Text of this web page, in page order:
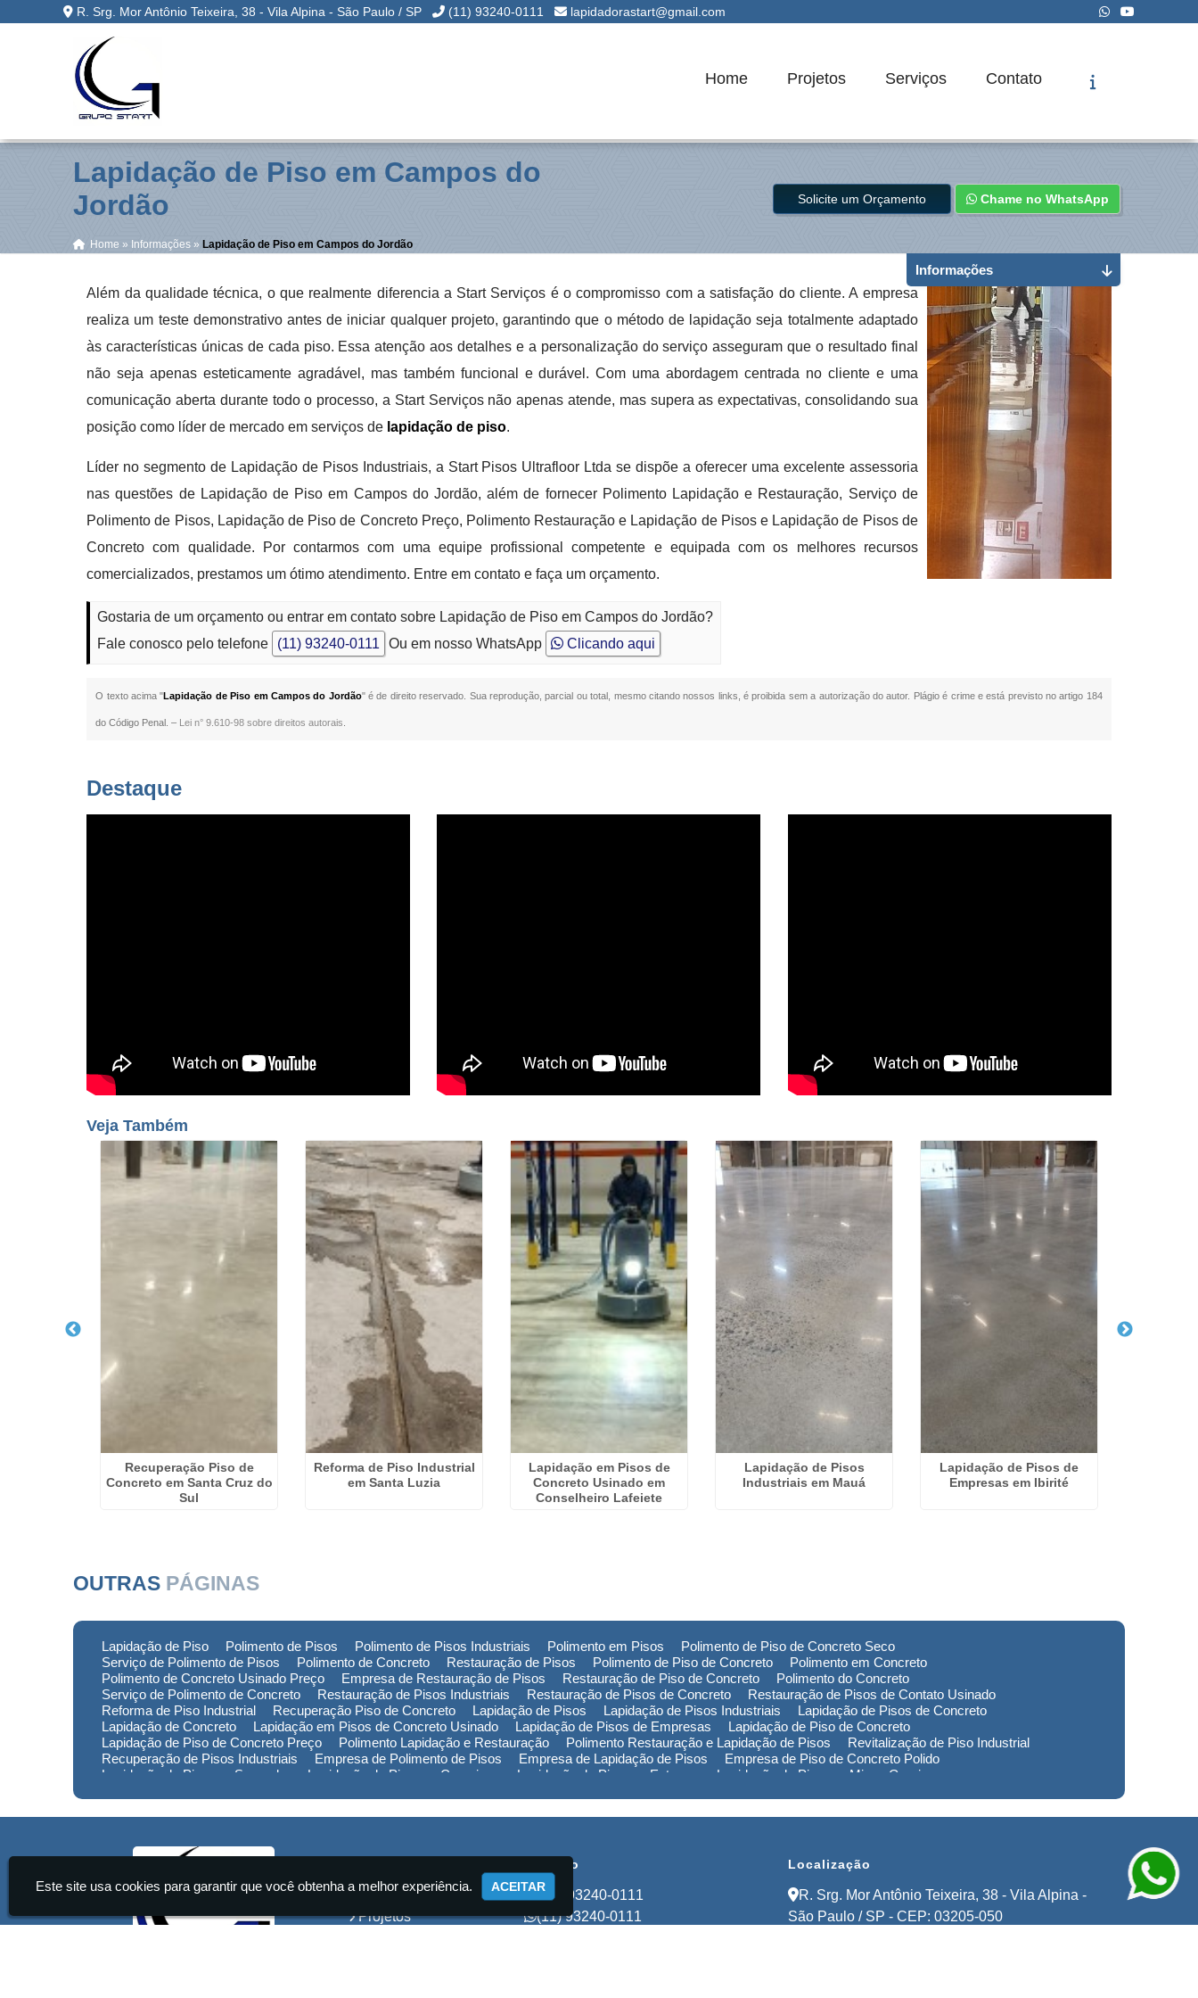
R. Srg. Mor Antônio Teixeira, 38 - Vila Alpina - São Paulo / SP (11) 93240-0111 lapidadorastart@gmail.com
Home Projetos Serviços Contato
Lapidação de Piso em Campos do
Jordão
Home » Informações » Lapidação de Piso em Campos do Jordão
Solicite um Orçamento Chame no WhatsApp
Além da qualidade técnica, o que realmente diferencia a Start Serviços é o compromisso com a satisfação do cliente. A empresa
realiza um teste demonstrativo antes de iniciar qualquer projeto, garantindo que o método de lapidação seja totalmente adaptado
às características únicas de cada piso. Essa atenção aos detalhes e a personalização do serviço asseguram que o resultado final
não seja apenas esteticamente agradável, mas também funcional e durável. Com uma abordagem centrada no cliente e uma
comunicação aberta durante todo o processo, a Start Serviços não apenas atende, mas supera as expectativas, consolidando sua
posição como líder de mercado em serviços de lapidação de piso.
Líder no segmento de Lapidação de Pisos Industriais, a Start Pisos Ultrafloor Ltda se dispõe a oferecer uma excelente assessoria
nas questões de Lapidação de Piso em Campos do Jordão, além de fornecer Polimento Lapidação e Restauração, Serviço de
Polimento de Pisos, Lapidação de Piso de Concreto Preço, Polimento Restauração e Lapidação de Pisos e Lapidação de Pisos de
Concreto com qualidade. Por contarmos com uma equipe profissional competente e equipada com os melhores recursos
comercializados, prestamos um ótimo atendimento. Entre em contato e faça um orçamento.
Gostaria de um orçamento ou entrar em contato sobre Lapidação de Piso em Campos do Jordão?
Fale conosco pelo telefone
(11) 93240-0111 Ou em nosso WhatsApp Clicando aqui
O texto acima "Lapidação de Piso em Campos do Jordão" é de direito reservado. Sua reprodução, parcial ou total, mesmo citando nossos links, é proibida sem a autorização do autor. Plágio é crime e está previsto no artigo 184
do Código Penal. – Lei n° 9.610-98 sobre direitos autorais
Informações
Destaque
Veja Também
Recuperação Piso de
Concreto em Santa Cruz do
Sul
Reforma de Piso Industrial
em Santa Luzia
Lapidação em Pisos de
Concreto Usinado em
Conselheiro Lafeiete
Lapidação de Pisos
Industriais em Mauá
Lapidação de Pisos de
Empresas em Ibirité
OUTRAS PÁGINAS
Lapidação de Piso Polimento de Pisos Polimento de Pisos Industriais Polimento em Pisos
Polimento de Piso de Concreto Seco
Serviço de Polimento de Pisos
Polimento de Concreto Restauração de Pisos Polimento de Piso de Concreto
Polimento em Concreto
Polimento de Concreto Usinado Preço
Empresa de Restauração de Pisos Restauração de Piso de Concreto
Polimento do Concreto
Serviço de Polimento de Concreto
Restauração de Pisos Industriais Restauração de Pisos de Concreto
Restauração de Pisos de Contato Usinado
Reforma de Piso Industrial
Recuperação Piso de Concreto Lapidação de Pisos Lapidação de Pisos Industriais
Lapidação de Pisos de Concreto
Lapidação de Concreto
Lapidação em Pisos de Concreto Usinado Lapidação de Pisos de Empresas
Lapidação de Piso de Concreto
Lapidação de Piso de Concreto Preço
Polimento Lapidação e Restauração Polimento Restauração e Lapidação de Pisos
Revitalização de Piso Industrial
Recuperação de Pisos Industriais
Empresa de Polimento de Pisos Empresa de Lapidação de Pisos
Empresa de Piso de Concreto Polido
Lapidação de Piso em Sorocaba
Lapidação de Piso em Campinas Lapidação de Piso em Extrema
Lapidação de Piso em Minas Gerais
Home
Projetos
Contato
(11) 93240-0111
(11) 93240-0111
Localização
R. Srg. Mor Antônio Teixeira, 38 - Vila Alpina -
São Paulo / SP - CEP: 03205-050
Este site usa cookies para garantir que você obtenha a melhor experiência. ACEITAR